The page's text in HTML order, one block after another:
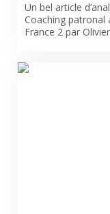
Un bel article
Coaching patronal
France 2 par